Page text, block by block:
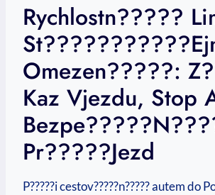
Rychlostn?????
Omezen?????:
Kaz Vjezdu, Stop
Pr?????jezd
P?????i cestov?????n????? autem do